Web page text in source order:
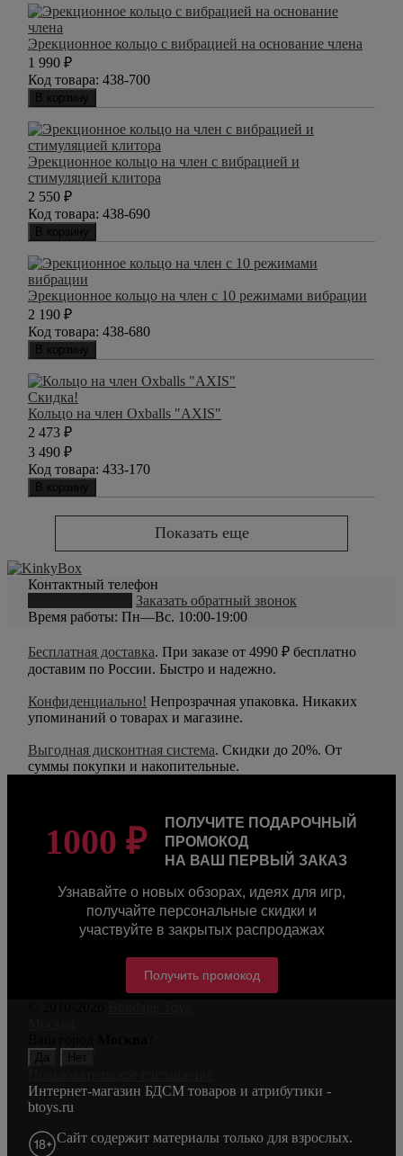
Эрекционное кольцо с вибрацией на основание члена
1 990 ₽
Код товара: 438-700
В корзину
Эрекционное кольцо на член с вибрацией и
стимуляцией клитора
2 550 ₽
Код товара: 438-690
В корзину
Эрекционное кольцо на член с 10 режимами вибрации
2 190 ₽
Код товара: 438-680
В корзину
Скидка!
Кольцо на член Oxballs "AXIS"
2 473 ₽
3 490 ₽
Код товара: 433-170
В корзину
Показать еще
Контактный телефон
Заказать обратный звонок
Время работы: Пн—Вс. 10:00-19:00
Бесплатная доставка. При заказе от 4990 ₽ бесплатно
доставим по России. Быстро и надежно.
Конфиденциально! Непрозрачная упаковка. Никаких
упоминаний о товарах и магазине.
Выгодная дисконтная система. Скидки до 20%. От
суммы покупки и накопительные.
1000 ₽
ПОЛУЧИТЕ ПОДАРОЧНЫЙ
ПРОМОКОД
НА ВАШ ПЕРВЫЙ ЗАКАЗ
Узнавайте о новых обзорах, идеях для игр,
получайте персональные скидки и
участвуйте в закрытых распродажах
Получить промокод
Интернет-магазин БДСМ товаров и атрибутики -
btoys.ru
Сайт содержит материалы только для взрослых.